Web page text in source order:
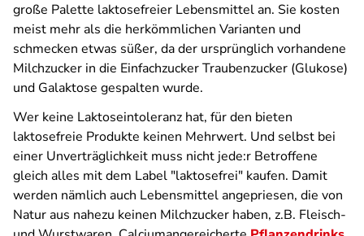
große Palette laktosefreier Lebensmittel an. Sie kosten
meist mehr als die herkömmlichen Varianten und
schmecken etwas süßer, da der ursprünglich vorhandene
Milchzucker in die Einfachzucker Traubenzucker (Glukose)
und Galaktose gespalten wurde.
Wer keine Laktoseintoleranz hat, für den bieten
laktosefreie Produkte keinen Mehrwert. Und selbst bei
einer Unverträglichkeit muss nicht jede:r Betroffene
gleich alles mit dem Label "laktosefrei" kaufen. Damit
werden nämlich auch Lebensmittel angepriesen, die von
Natur aus nahezu keinen Milchzucker haben, z.B. Fleisch-